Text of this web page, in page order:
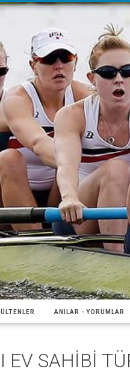
ANILAR - YORUMLAR
SAHİBİ